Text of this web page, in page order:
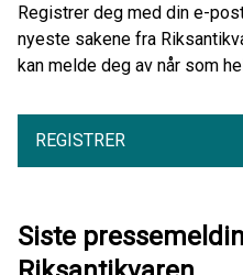
Registrer deg med din e-
nyeste sakene fra
kan melde deg av når som
REGISTRER
Siste